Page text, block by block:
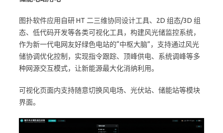
图扑软件应用自研 HT 二三维协同设计工具、2D 组态/3D 组
态、低代码开发等各类可视化工具，构建风光储监控系统，
作为新一代电网友好绿色电站的“中枢大脑”，支持通过风光
储协调优化控制，实现指令跟踪、顶峰供电、系统调峰等多
种网源交互模式，让新能源最大化消纳利用。
可视化页面内支持随意切换风电场、光伏站、储能站等模块
界面。